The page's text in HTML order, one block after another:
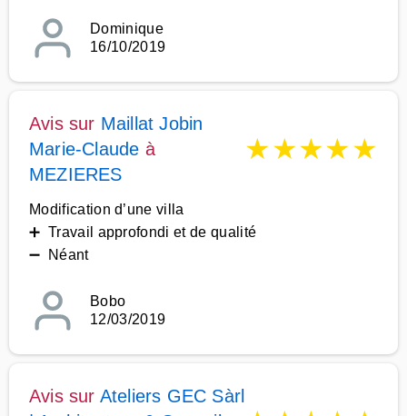
Dominique
16/10/2019
Avis sur Maillat Jobin
Marie-Claude à
MEZIERES
★★★★★
Modification d’une villa
➕ Travail approfondi et de qualité
➖ Néant
Bobo
12/03/2019
Avis sur Ateliers GEC Sàrl